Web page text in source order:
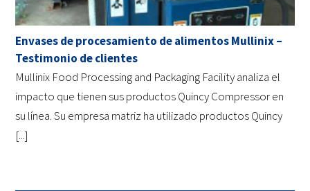
Envases de procesamiento de alimentos Mullinix –
Testimonio de clientes
Mullinix Food Processing and Packaging Facility analiza el
impacto que tienen sus productos Quincy Compressor en
su línea. Su empresa matriz ha utilizado productos Quincy
[...]